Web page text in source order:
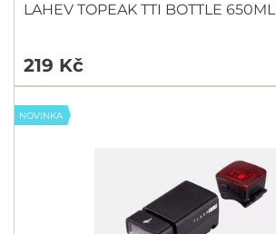
LAHEV TOPEAK TTI BOTTLE 650ML
219 Kč
NOVINKA